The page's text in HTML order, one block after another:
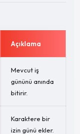
Açıklama
Mevcut iş
gününü anında
bitirir.
Karaktere bir
izin günü ekler.